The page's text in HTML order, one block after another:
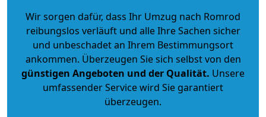
Wir sorgen dafür, dass Ihr Umzug nach Romrod
reibungslos verläuft und alle Ihre Sachen sicher
und unbeschadet an Ihrem Bestimmungsort
ankommen. Überzeugen Sie sich selbst von den
günstigen Angeboten und der Qualität. Unsere
umfassender Service wird Sie garantiert
überzeugen.